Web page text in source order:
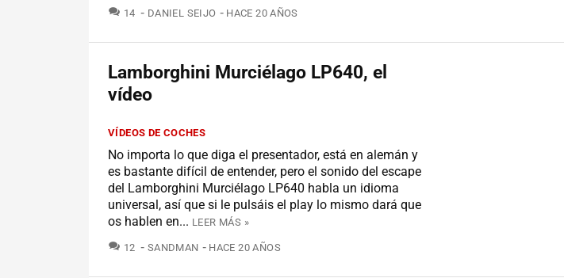
14 COMENTARIOS
DANIEL SEIJO HACE 20 AÑOS
Lamborghini Murciélago LP640, el
vídeo
VÍDEOS DE COCHES
No importa lo que diga el presentador, está en alemán y
es bastante difícil de entender, pero el sonido del escape
del Lamborghini Murciélago LP640 habla un idioma
universal, así que si le pulsáis el play lo mismo dará que
os hablen en... LEER MÁS »
12 COMENTARIOS
SANDMAN HACE 20 AÑOS